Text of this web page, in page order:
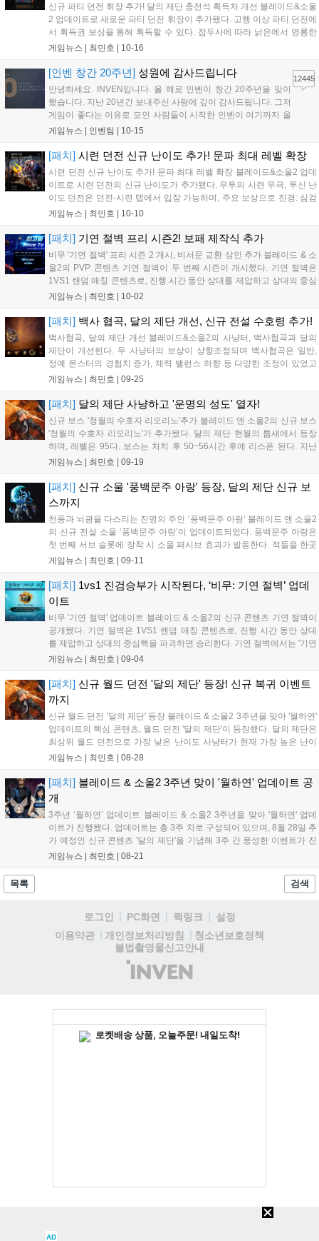
신규 파티 던전 휘장 추가! 달의 제단 충전석 획득처 개선 블레이드&소울
2 업데이트로 새로운 파티 던전 휘장이 추가됐다. 고행 이상 파티 던전에
서 획득권 보상을 통해 획득할 수 있다. 접두사에 따라 낡은에서 영롱한
까지 효과 단계가 상승하며, 접미사에 따라 무기별 무공이 강화된다. 휘
게임뉴스 | 최민호 | 10-16
[인벤 창간 20주년] 성원에 감사드립니다
안녕하세요. INVEN입니다. 올 해로 인벤이 창간 20주년을 맞이
했습니다. 지난 20년간 보내주신 사랑에 깊이 감사드립니다. 그저
게임이 좋다는 이유로 모인 사람들이 시작한 인벤이 여기까지 올
수 있었던 것은 보내주신 사랑과 성원 덕분이라고 생각합니다. 이
이제는 그 말을 쓰지 못하고, '고작...
게임뉴스 | 인벤팀 | 10-15
12445
[패치] 시련 던전 신규 난이도 추가! 문파 최대 레벨 확장
시련 던전 신규 난이도 추가! 문파 최대 레벨 확장 블레이드&소울2 업데
이트로 시련 던전의 신규 난이도가 추가됐다. 무투의 시련 무극, 투신 난
이도 던전은 던전-시련 탭에서 입장 가능하며, 주요 보상으로 진경: 심검
(각인)등의 전설 무공서와 재료를 얻을 수 있다. 관련 업적과 장비 도감
게임뉴스 | 최민호 | 10-10
[패치] 기연 절벽 프리 시즌2! 보패 제작식 추가
비무 '기연 절벽' 프리 시즌 2 개시, 비서문 교환 상인 추가 블레이드 & 소
울2의 PVP 콘텐츠 기연 절벽이 두 번째 시즌이 개시했다. 기연 절벽은
1VS1 랜덤 매칭 콘텐츠로, 진행 시간 동안 상대를 제압하고 상대의 중심
핵을 파괴하면 승리하는 PVP 콘텐츠다. 기연 절벽에서는 '기연 절벽의
게임뉴스 | 최민호 | 10-02
[패치] 백사 협곡, 달의 제단 개선, 신규 전설 수호령 추가!
백사협곡, 달의 제단 개선 블레이드&소울2의 사냥터, 백사협곡과 달의
제단이 개선된다. 두 사냥터의 보상이 상향조정되며 백사협곡은 일반,
정예 몬스터의 경험치 증가, 체력 밸런스 하향 등 다양한 조정이 있었고
네임드 몬스터는 일정 확률로 혼돈 네임드 몬스터가 등장, 각종 추가 보
상...
게임뉴스 | 최민호 | 09-25
[패치] 달의 제단 사냥하고 '운명의 성도' 열자!
신규 보스 '청월의 수호자 리오리노'추가 블레이드 앤 소울2의 신규 보스
'청월의 수호자 리오리노'가 추가됐다. 달의 제단 현월의 틈새에서 등장
하며, 레벨은 95다. 보스는 처치 후 50~56시간 후에 리스폰 된다. 지난
'청월의 수호자 노력대귀'와 유사한 신규 보스다. 신규 운명의 성도, 수호
게임뉴스 | 최민호 | 09-19
[패치] 신규 소울 '풍백문주 아랑' 등장, 달의 제단 신규 보
스까지
천풍과 뇌광을 다스리는 진명의 주인 ‘풍백문주 아랑’ 블레이드 앤 소울2
의 신규 전설 소울 ‘풍백문주 아랑’이 업데이트되었다. 풍백문주 아랑은
첫 번째 서브 슬롯에 장착 시 소울 패시브 효과가 발동한다. 적들을 한곳
에 모아 광역 공격을 하고 특정 확률로 무공에 의한 통제에 면역되는 효
게임뉴스 | 최민호 | 09-11
[패치] 1vs1 진검승부가 시작된다, ‘비무: 기연 절벽’ 업데
이트
비무 '기연 절벽' 업데이트 블레이드 & 소울2의 신규 콘텐츠 기연 절벽이
공개됐다. 기연 절벽은 1VS1 랜덤 매칭 콘텐츠로, 진행 시간 동안 상대
를 제압하고 상대의 중심핵을 파괴하면 승리한다. 기연 절벽에서는 '기연
절벽의 규율'이 발동, 소울 발동률/상대 소울 억제력이 동일 수치로 적용
게임뉴스 | 최민호 | 09-04
[패치] 신규 월드 던전 '달의 제단' 등장! 신규 복귀 이벤트
까지
신규 월드 던전 '달의 제단' 등장 블레이드 & 소울2 3주년을 맞아 '월하연'
업데이트의 핵심 콘텐츠, 월드 던전 '달의 제단'이 등장했다. 달의 제단은
최상위 월드 던전으로 가장 낮은 난이도 사냥터가 현재 가장 높은 난이
도인 공덕의 심판소 6층 퍼플존과 유사한 수준이다. 매우 높은 난이도 많
게임뉴스 | 최민호 | 08-28
[패치] 블레이드 & 소울2 3주년 맞이 '월하연' 업데이트 공
개
3주년 ‘월하연’ 업데이트 블레이드 & 소울2 3주년을 맞아 '월하연' 업데
이트가 진행됐다. 업데이트는 총 3주 차로 구성되어 있으며, 8월 28일 추
가 예정인 신규 콘텐츠 '달의 제단'을 기념해 3주 간 풍성한 이벤트가 진
행된다. 1주 차는 달의 기운을 간직한 풍성한 이벤트다. TJ 쿠폰, 월하연
게임뉴스 | 최민호 | 08-21
목록 검색
로그인 PC화면 퀵링크
설정
이용약관
개인정보처리방침
청소년보호정책
불법촬영물신고안내
(주)
인
AD